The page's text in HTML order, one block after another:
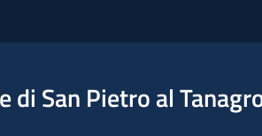
di San Pietro al